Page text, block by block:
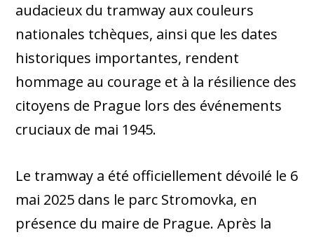
audacieux du tramway aux couleurs
nationales tchèques, ainsi que les dates
historiques importantes, rendent
hommage au courage et à la résilience des
citoyens de Prague lors des événements
cruciaux de mai 1945.
Le tramway a été officiellement dévoilé le 6
mai 2025 dans le parc Stromovka, en
présence du maire de Prague. Après la